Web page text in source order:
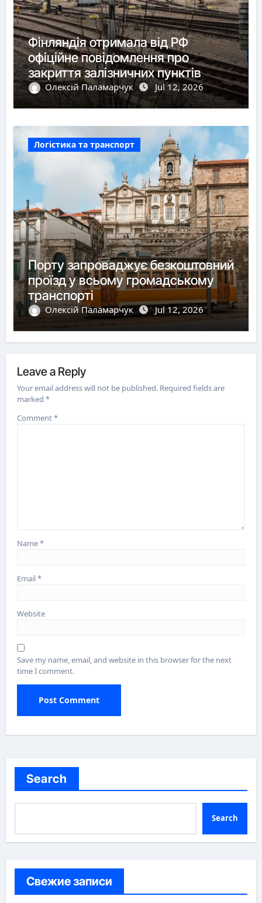
Фінляндія отримала від РФ
офіційне повідомлення про
закриття залізничних пунктів
пропуску
Олексій Паламарчук Jul 12, 2026
Логістика та транспорт
Порту запроваджує безкоштовний
проїзд у всьому громадському
транспорті
Олексій Паламарчук Jul 12, 2026
Leave a Reply
Your email address will not be published. Required fields are
marked*
Comment*
Name*
Email*
Website
Save my name, email, and website in this browser for the next
time I comment.
Search
Search
Свежие записи